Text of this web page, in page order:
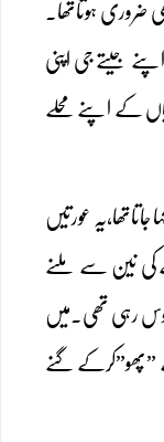
ہوتاتھا۔
جیتے جی اپنی
کے اپنے محلے
عورتیں
کی نین سے ملنے
رہی تھی۔میں
”پھو”کرکے گنے